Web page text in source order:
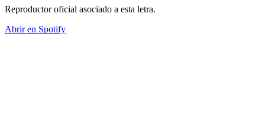
Reproductor oficial asociado a esta letra.
Abrir en Spotify